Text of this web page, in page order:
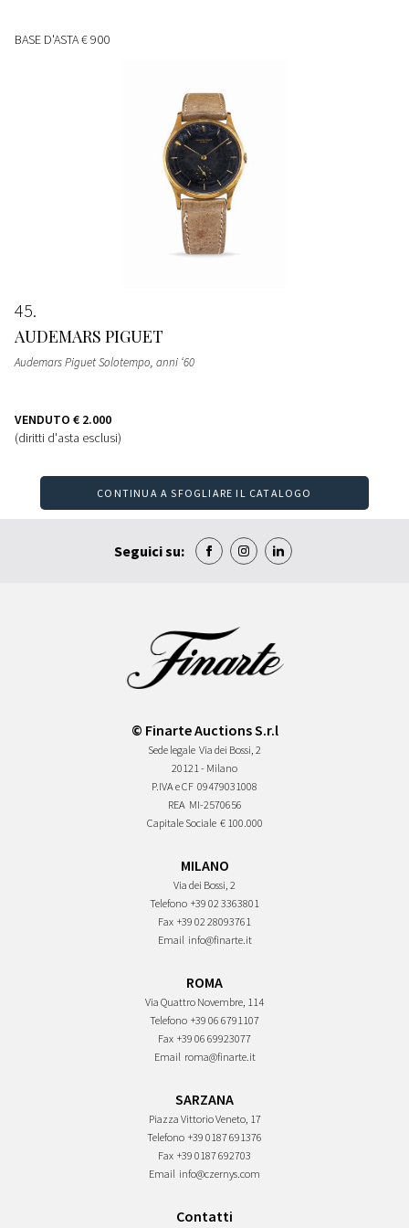
BASE D'ASTA€ 900
45
AUDEMARS PIGUET
Audemars Piguet Solotempo, anni ‘60
VENDUTO € 2.000
(diritti d'asta esclusi)
CONTINUA A SFOGLIARE IL CATALOGO
Seguici su:
© Finarte Auctions S.r.l
Sede legale Via dei Bossi, 2
20121 - Milano
P.IVA e CF 09479031008
REA MI-2570656
Capitale Sociale € 100.000
MILANO
Via dei Bossi, 2
Telefono +39 02 3363801
Fax +39 02 28093761
Email info@finarte.it
ROMA
Via Quattro Novembre, 114
Telefono +39 06 6791107
Fax +39 06 69923077
Email roma@finarte.it
SARZANA
Piazza Vittorio Veneto, 17
Telefono +39 0187 691376
Fax +39 0187 692703
Email info@czernys.com
Contatti